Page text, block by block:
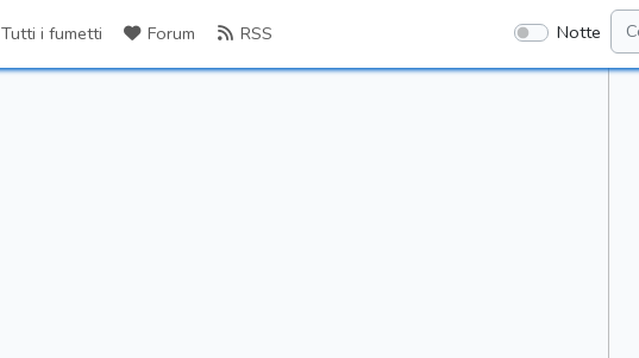
Tutti i fumetti Forum RSS Notte